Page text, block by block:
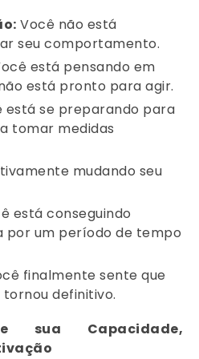
Você não está
seu comportamento.
está pensando em
está pronto para agir.
está se preparando para
tomar medidas
mudando seu
está conseguindo
por um período de tempo
finalmente sente que
definitivo.
sua Capacidade,